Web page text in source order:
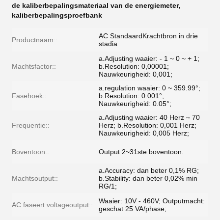
de kaliberbepalingsmateriaal van de energiemeter,
kaliberbepalingsproefbank
Productnaam::
AC StandaardKrachtbron in drie
stadia
Machtsfactor::
a.Adjusting waaier: - 1 ~ 0 ~ + 1;
b.Resolution: 0,00001;
Nauwkeurigheid: 0,001;
Fasehoek::
a.regulation waaier: 0 ~ 359.99°;
b.Resolution: 0.001°;
Nauwkeurigheid: 0.05°;
Frequentie::
a.Adjusting waaier: 40 Herz ~ 70
Herz; b.Resolution: 0,001 Herz;
Nauwkeurigheid: 0,005 Herz;
Boventoon:: Output 2~31ste boventoon.
Machtsoutput::
a.Accuracy: dan beter 0,1% RG;
b.Stability: dan beter 0,02% min
RG/1;
AC faseert voltageoutput::
Waaier: 10V - 460V; Outputmacht:
geschat 25 VA/phase;